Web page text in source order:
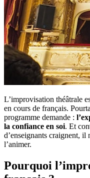
L’improvisation théâtrale
en cours de français.
programme demande :
la confiance en soi. Et
d’enseignants craignent, il
l’animer.
Pourquoi